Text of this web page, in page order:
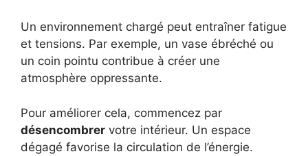
Un environnement chargé peut entraîner fatigue
et tensions. Par exemple, un vase ébréché ou
un coin pointu contribue à créer une
atmosphère oppressante.
Pour améliorer cela, commencez par
désencombrer votre intérieur. Un espace
dégagé favorise la circulation de l’énergie.